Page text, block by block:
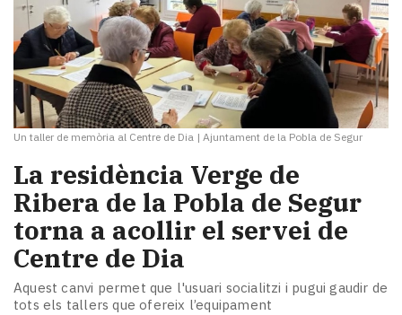
Un taller de memòria al Centre de Dia | Ajuntament de la Pobla de Segur
La residència Verge de
Ribera de la Pobla de Segur
torna a acollir el servei de
Centre de Dia
Aquest canvi permet que l'usuari socialitzi i pugui gaudir de
tots els tallers que ofereix l’equipament